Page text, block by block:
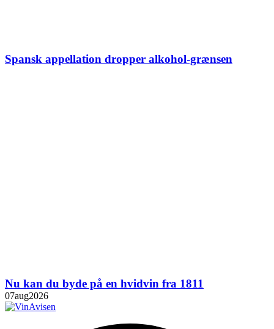
Spansk appellation dropper alkohol-grænsen
Nu kan du byde på en hvidvin fra 1811
07aug2026